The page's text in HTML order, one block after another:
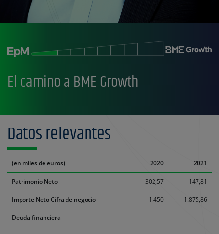
El camino a BME Growth
Datos relevantes
(en miles de euros) 2020 2021
Patrimonio Neto 302,57 147,81
Importe Neto Cifra de negocio 1.450 1.875,86
Deuda financiera - -